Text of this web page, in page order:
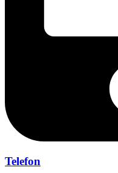
Telefon